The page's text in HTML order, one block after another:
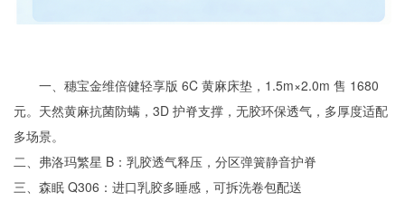
一、穗宝金维倍健轻享版 6C 黄麻床垫，1.5m×2.0m 售 1680
元。天然黄麻抗菌防螨，3D 护脊支撑，无胶环保透气，多厚度适配
多场景。
二、弗洛玛繁星 B：乳胶透气释压，分区弹簧静音护脊
三、森眠 Q306：进口乳胶多睡感，可拆洗卷包配送